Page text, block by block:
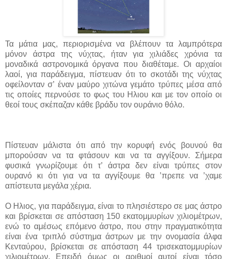
Τα μάτια μας, περιορισμένα να βλέπουν τα λαμπρότερα
μόνον άστρα της νύχτας, ήταν για χιλιάδες χρόνια τα
μοναδικά αστρονομικά όργανα που διαθέταμε. Οι αρχαίοι
λαοί, για παράδειγμα, πίστευαν ότι το σκοτάδι της νύχτας
οφείλονταν σ’ έναν μαύρο χιτώνα γεμάτο τρύπες μέσα από
τις οποίες περνούσε το φως του Ηλιου και με τον οποίο οι
θεοί τους σκέπαζαν κάθε βράδυ τον ουράνιο θόλο.
Πίστευαν μάλιστα ότι από την κορυφή ενός βουνού θα
μπορούσαν να τα φτάσουν και να τα αγγίξουν. Σήμερα
φυσικά γνωρίζουμε ότι τ’ άστρα δεν είναι τρύπες στον
ουρανό κι ότι για να τα αγγίξουμε θα ’πρεπε να ’χαμε
απίστευτα μεγάλα χέρια.
Ο Ηλιος, για παράδειγμα, είναι το πλησιέστερο σε μας άστρο
και βρίσκεται σε απόσταση 150 εκατομμυρίων χιλιομέτρων,
ενώ το αμέσως επόμενο άστρο, που στην πραγματικότητα
είναι ένα τριπλό σύστημα άστρων με την ονομασία άλφα
Κενταύρου, βρίσκεται σε απόσταση 44 τρισεκατομμυρίων
χιλιομέτρων. Επειδή όμως οι αριθμοί αυτοί είναι τόσο